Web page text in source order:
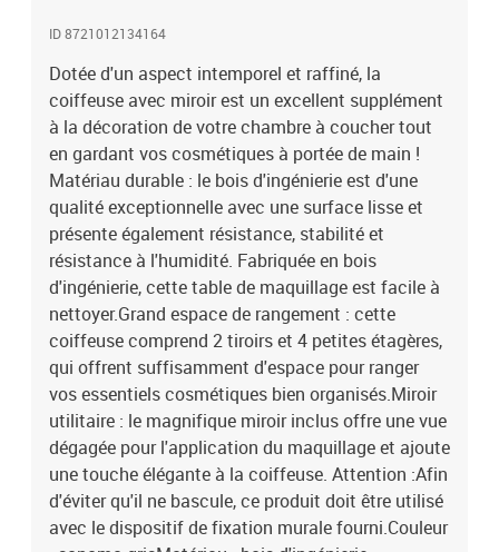
ID 8721012134164
Dotée d'un aspect intemporel et raffiné, la
coiffeuse avec miroir est un excellent supplément
à la décoration de votre chambre à coucher tout
en gardant vos cosmétiques à portée de main !
Matériau durable : le bois d'ingénierie est d'une
qualité exceptionnelle avec une surface lisse et
présente également résistance, stabilité et
résistance à l'humidité. Fabriquée en bois
d'ingénierie, cette table de maquillage est facile à
nettoyer.Grand espace de rangement : cette
coiffeuse comprend 2 tiroirs et 4 petites étagères,
qui offrent suffisamment d'espace pour ranger
vos essentiels cosmétiques bien organisés.Miroir
utilitaire : le magnifique miroir inclus offre une vue
dégagée pour l'application du maquillage et ajoute
une touche élégante à la coiffeuse. Attention :Afin
d'éviter qu'il ne bascule, ce produit doit être utilisé
avec le dispositif de fixation murale fourni.Couleur